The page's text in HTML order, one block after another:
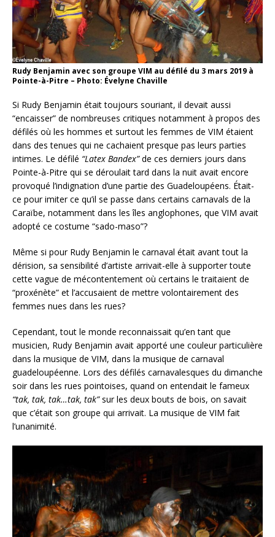
Rudy Benjamin avec son groupe VIM au défilé du 3 mars 2019 à
Pointe-à-Pitre – Photo: Évelyne Chaville
Si Rudy Benjamin était toujours souriant, il devait aussi
“encaisser” de nombreuses critiques notamment à propos des
défilés où les hommes et surtout les femmes de VIM étaient
dans des tenues qui ne cachaient presque pas leurs parties
intimes. Le défilé “Latex Bandex”de ces derniers jours dans
Pointe-à-Pitre qui se déroulait tard dans la nuit avait encore
provoqué l’indignation d’une partie des Guadeloupéens. Était-
ce pour imiter ce qu’il se passe dans certains carnavals de la
Caraïbe, notamment dans les îles anglophones, que VIM avait
adopté ce costume “sado-maso”?
Même si pour Rudy Benjamin le carnaval était avant tout la
dérision, sa sensibilité d’artiste arrivait-elle à supporter toute
cette vague de mécontentement où certains le traitaient de
“proxénète” et l’accusaient de mettre volontairement des
femmes nues dans les rues?
Cependant, tout le monde reconnaissait qu’en tant que
musicien, Rudy Benjamin avait apporté une couleur particulière
dans la musique de VIM, dans la musique de carnaval
guadeloupéenne. Lors des défilés carnavalesques du dimanche
soir dans les rues pointoises, quand on entendait le fameux
“tak, tak, tak…tak, tak”sur les deux bouts de bois, on savait
que c’était son groupe qui arrivait. La musique de VIM fait
l’unanimité.